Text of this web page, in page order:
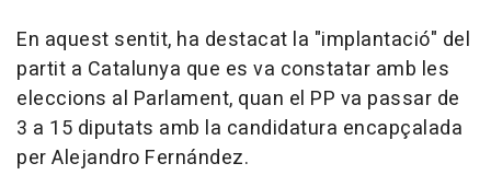
En aquest sentit, ha destacat la "implantació" del
partit a Catalunya que es va constatar amb les
eleccions al Parlament, quan el PP va passar de
3 a 15 diputats amb la candidatura encapçalada
per Alejandro Fernández.